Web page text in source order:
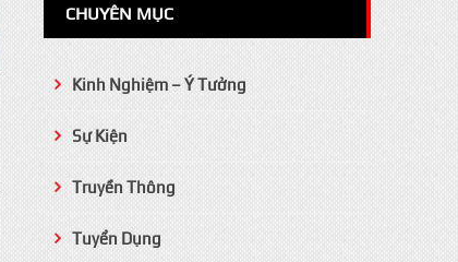
CHUYÊN MỤC
Kinh Nghiệm – Ý Tưởng
Sự Kiện
Truyền Thông
Tuyển Dụng